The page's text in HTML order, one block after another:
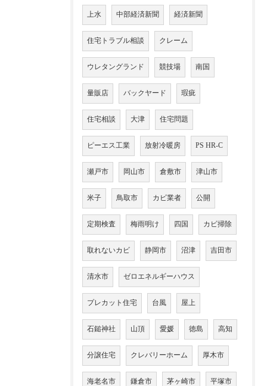
上水 中部経済新聞 経済新聞
住宅トラブル相談 クレーム
ウレタングランド 競技場 南国
量販店 バックヤード 瑕疵
住宅相談 大津 住宅問題
ピーエス工業 放射冷暖房 PS HR-C
瀬戸市 岡山市 倉敷市 津山市
米子 鳥取市 カビ業者 公開
定期検査 梅雨明け 四国 カビ掃除
取れないカビ 静岡市 沼津 吉田市
清水市 ゼロエネルギーハウス
プレカット住宅 台風 屋上
石鎚神社 山頂 愛媛 徳島 高知
分譲住宅 クレバリーホーム 厚木市
海老名市 鎌倉市 茅ヶ崎市 平塚市